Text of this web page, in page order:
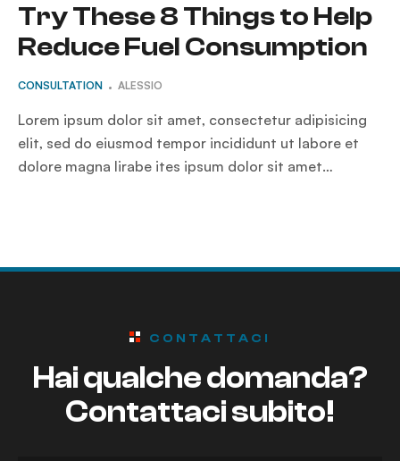
Try These 8 Things to Help
Reduce Fuel Consumption
CONSULTATION ALESSIO
Lorem ipsum dolor sit amet, consectetur adipisicing
elit, sed do eiusmod tempor incididunt ut labore et
dolore magna lirabe ites ipsum dolor sit amet…
CONTATTACI
Hai qualche domanda?
Contattaci subito!